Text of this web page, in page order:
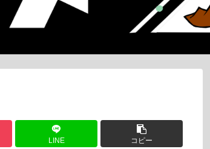
LINE コピー